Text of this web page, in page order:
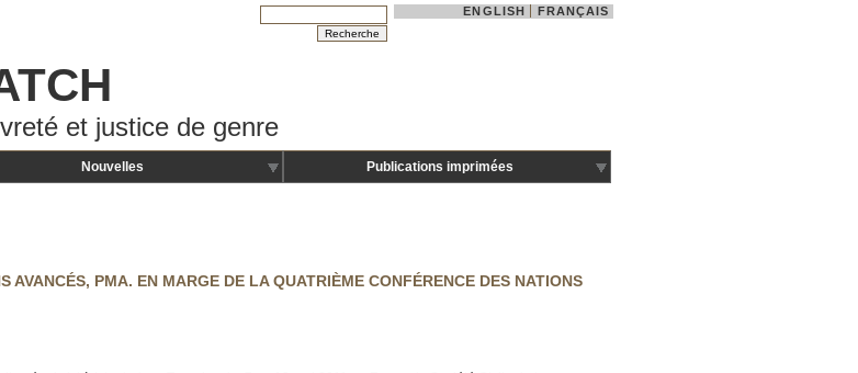
ENGLISH FRANÇAIS
et justice de genre
Nouvelles Publications imprimées
AVANCÉS, PMA. EN MARGE DE LA QUATRIÈME CONFÉRENCE DES NATIONS